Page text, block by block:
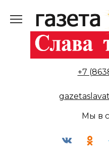
содержанию
+7
Мы в